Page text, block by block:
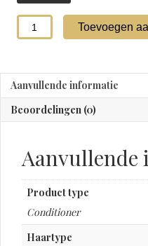
Advanced
Barber
60
ml
aantal
Toevoegen
Aanvullende informatie
Beoordelingen (0)
Product type
Conditioner
Haartype